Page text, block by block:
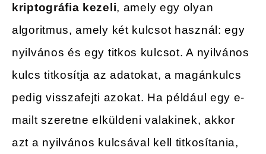
kriptográfia kezeli, amely egy olyan
algoritmus, amely két kulcsot használ: egy
nyilvános és egy titkos kulcsot. A nyilvános
kulcs titkosítja az adatokat, a magánkulcs
pedig visszafejti azokat. Ha például egy e-
mailt szeretne elküldeni valakinek, akkor
azt a nyilvános kulcsával kell titkosítania,